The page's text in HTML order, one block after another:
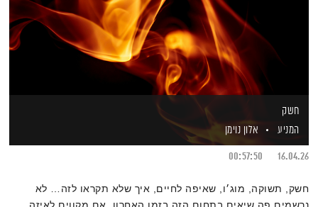
חשק
המניע
אלון נוימן
16.04.26
00:57:50
חשק, תשוקה, מוג׳ו, שאיפה לחיים, איך שלא תקראו לזה… לא